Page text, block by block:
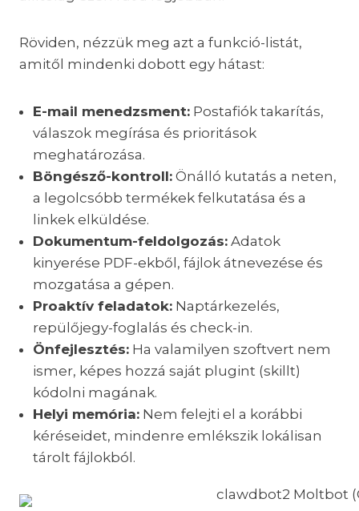
Röviden, nézzük meg azt a funkció-listát,
amitől mindenki dobott egy hátast:
E-mail menedzsment: Postafiók takarítás,
válaszok megírása és prioritások
meghatározása.
Böngésző-kontroll: Önálló kutatás a neten,
a legolcsóbb termékek felkutatása és a
linkek elküldése.
Dokumentum-feldolgozás: Adatok
kinyerése PDF-ekből, fájlok átnevezése és
mozgatása a gépen.
Proaktív feladatok: Naptárkezelés,
repülőjegy-foglalás és check-in.
Önfejlesztés: Ha valamilyen szoftvert nem
ismer, képes hozzá saját plugint (skillt)
kódolni magának.
Helyi memória: Nem felejti el a korábbi
kéréseidet, mindenre emlékszik lokálisan
tárolt fájlokból.